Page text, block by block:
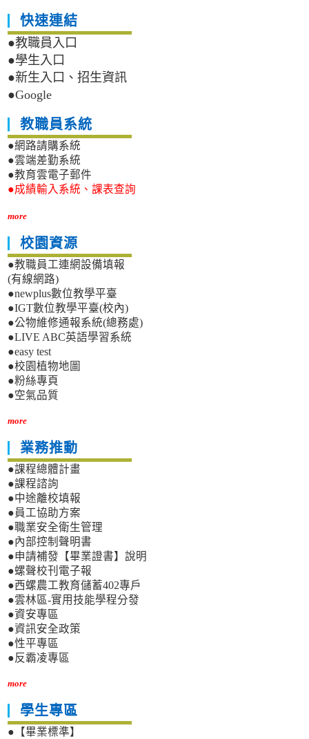
快速連結
●教職員入口
●學生入口
●新生入口、招生資訊
●Google
教職員系統
●網路請購系統
●雲端差勤系統
●教育雲電子郵件
●成績輸入系統、課表查詢
more
校園資源
●教職員工連網設備填報
(有線網路)
●newplus數位教學平臺
●IGT數位教學平臺(校內)
●公物維修通報系統(總務處)
●LIVE ABC英語學習系統
●easy test
●校園植物地圖
●粉絲專頁
●空氣品質
more
業務推動
●課程總體計畫
●課程諮詢
●中途離校填報
●員工協助方案
●職業安全衛生管理
●內部控制聲明書
●申請補發【畢業證書】說明
●螺聲校刊電子報
●西螺農工教育儲蓄402專戶
●雲林區-實用技能學程分發
●資安專區
●資訊安全政策
●性平專區
●反霸凌專區
more
學生專區
●【畢業標準】